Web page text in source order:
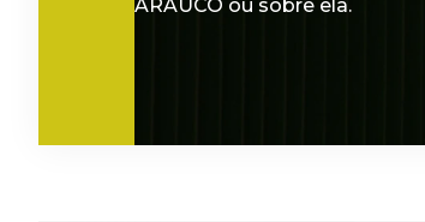
ARAUCO ou sobre ela.